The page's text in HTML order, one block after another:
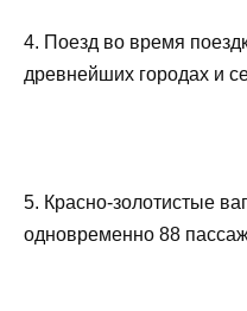
4. Поезд во время
древнейших городах и
5. Красно-золотистые
одновременно 88